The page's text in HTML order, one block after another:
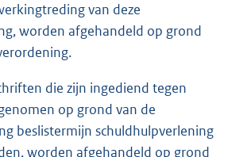
van deze
worden afgehandeld op grond
die zijn ingediend tegen
op grond van de
beslistermijn schuldhulpverlening
worden afgehandeld op grond